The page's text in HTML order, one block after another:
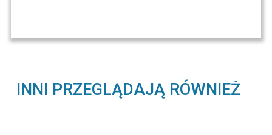
INNI PRZEGLĄDAJĄ RÓWNIEŻ